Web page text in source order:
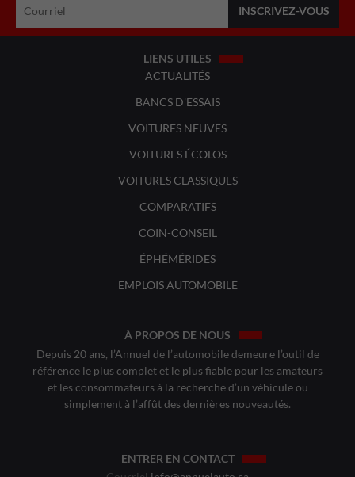
LIENS UTILES
ACTUALITÉS
BANCS D'ESSAIS
VOITURES NEUVES
VOITURES ÉCOLOS
VOITURES CLASSIQUES
COMPARATIFS
COIN-CONSEIL
ÉPHÉMÉRIDES
EMPLOIS AUTOMOBILE
À PROPOS DE NOUS
Depuis 20 ans, l’Annuel de l’automobile demeure l’outil de
référence le plus complet et le plus fiable pour les amateurs
et les consommateurs à la recherche d’un véhicule ou
simplement à l’affût des dernières nouveautés.
ENTRER EN CONTACT